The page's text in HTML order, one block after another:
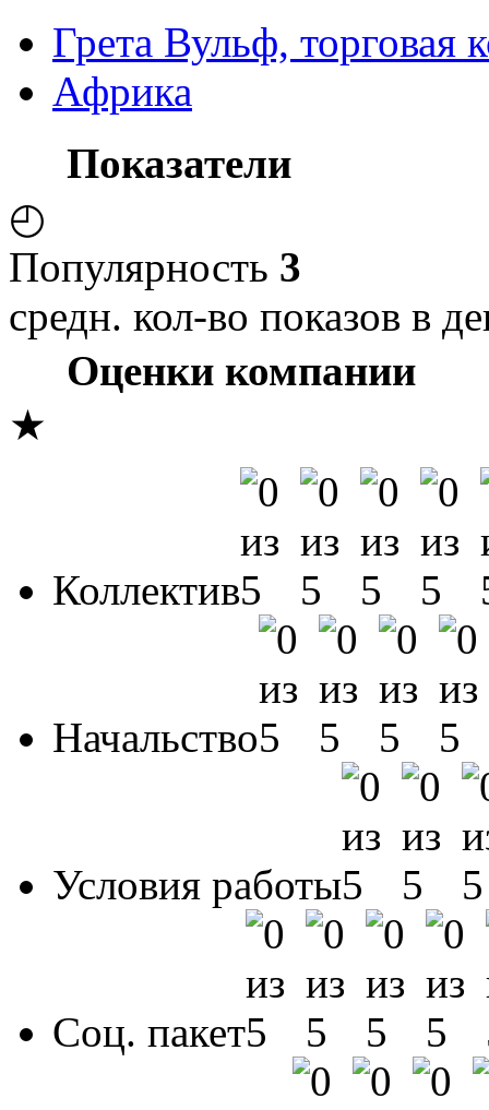
Грета Вульф, торговая
Африка
Показатели
◴
Популярность 3
средн. кол-во показов в
Оценки компании
★
Коллектив
Начальство
Условия работы
Соц. пакет